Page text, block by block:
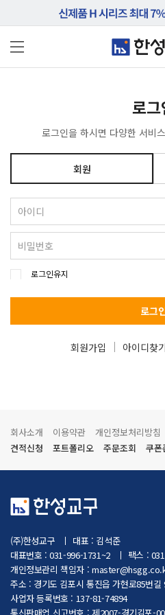
로그
로그인을 하시면 다양한 서비
회원
로그인유지
로그
회원가입 아이디찾기
회사소개 이용약관 개인정보처리방침
견적신청
포트폴리오 주문조회 쿠폰
(주)한성교구
대표 : 김석준
대표번호 : 031-996-1731~2
팩스 :
개인정보관리 책임자 :
주소 : 경기도 김포시 통진읍 가현로85번길
사업자 등록번호 : 137-81-74894